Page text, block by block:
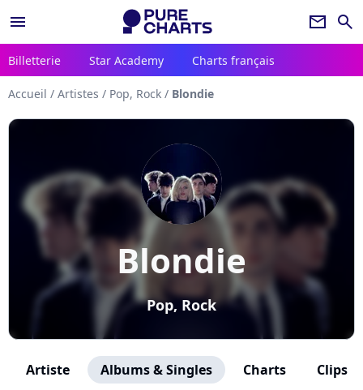
menu newsletter search
Billetterie Star Academy Charts français
Accueil / Artistes / Pop, Rock / Blondie
Blondie
Pop, Rock
Artiste Albums & Singles Charts Clips